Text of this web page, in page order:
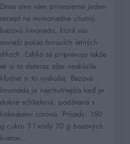
Dnes sme vám prinesieme jeden
recept na mimoriadne chutnú
bazovú limonádu, ktorá vás
osvieži počas horúcích letných
dňoch. Ľahko sa pripravuje takže
ak si to doteraz ešte neskúsila
kľudne si to vyskúšaj. Bazová
limonáda je najchutnejšia keď je
dobre schladená, podávaná s
kolieskami citrónu. Prísady: 150
g cukru 3 l vody 70 g bazových
kvetov…